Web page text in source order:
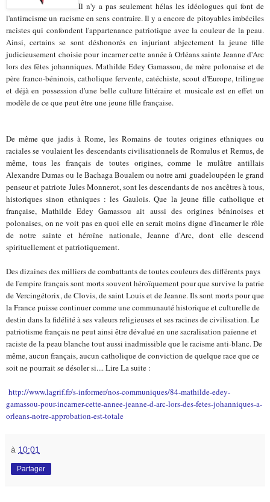
Il n'y a pas seulement hélas les idéologues qui font de
l'antiracisme un racisme en sens contraire. Il y a encore de pitoyables imbéciles
racistes qui confondent l'appartenance patriotique avec la couleur de la peau.
Ainsi, certains se sont déshonorés en injuriant abjectement la jeune fille
judicieusement choisie pour incarner cette année à Orléans sainte Jeanne d'Arc
lors des fêtes johanniques. Mathilde Edey Gamassou, de mère polonaise et de
père franco-béninois, catholique fervente, catéchiste, scout d'Europe, trilingue
et déjà en possession d'une belle culture littéraire et musicale est en effet un
modèle de ce que peut être une jeune fille française.
De même que jadis à Rome, les Romains de toutes origines ethniques ou
raciales se voulaient les descendants civilisationnels de Romulus et Remus, de
même, tous les français de toutes origines, comme le mulâtre antillais
Alexandre Dumas ou le Bachaga Boualem ou notre ami guadeloupéen le grand
penseur et patriote Jules Monnerot, sont les descendants de nos ancêtres à tous,
historiques sinon ethniques : les Gaulois. Que la jeune fille catholique et
française, Mathilde Edey Gamassou ait aussi des origines béninoises et
polonaises, on ne voit pas en quoi elle en serait moins digne d'incarner le rôle
de notre sainte et héroïne nationale, Jeanne d'Arc, dont elle descend
spirituellement et patriotiquement.
Des dizaines des milliers de combattants de toutes couleurs des différents pays
de l'empire français sont morts souvent héroïquement pour que survive la patrie
de Vercingétorix, de Clovis, de saint Louis et de Jeanne. Ils sont morts pour que
la France puisse continuer comme une communauté historique et culturelle de
destin dans la fidélité à ses valeurs religieuses et ses racines de civilisation. Le
patriotisme français ne peut ainsi être dévalué en une sacralisation païenne et
raciste de la peau blanche tout aussi inadmissible que le racisme anti-blanc. De
même, aucun français, aucun catholique de conviction de quelque race que ce
soit ne pourrait se désoler si.... Lire La suite :
http://www.lagrif.fr/s-informer/nos-communiques/84-mathilde-edey-
gamassou-pour-incarner-cette-annee-jeanne-d-arc-lors-des-fetes-johanniques-a-
orleans-notre-approbation-est-totale
à 10:01
Partager